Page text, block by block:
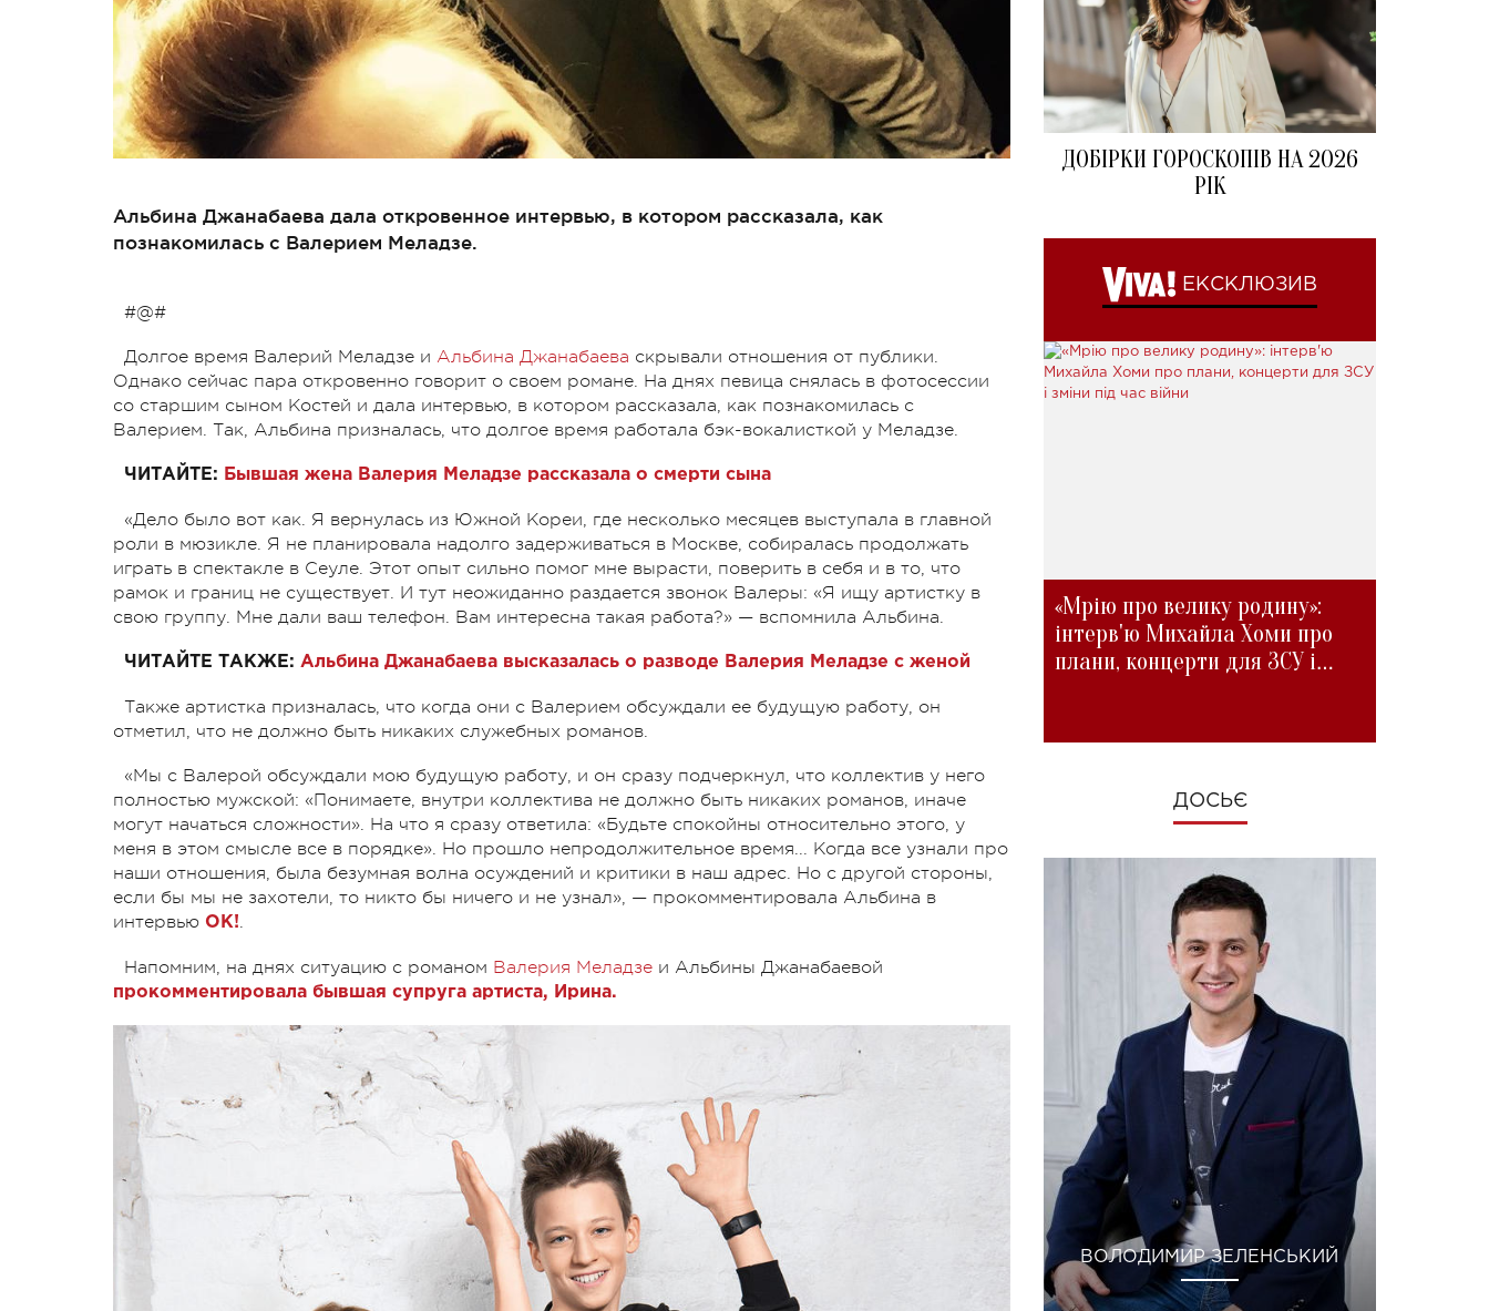
Альбина Джанабаева дала откровенное интервью, в котором рассказала, как
познакомилась с Валерием Меладзе.
#@#
Долгое время Валерий Меладзе и Альбина Джанабаева скрывали отношения от публики.
Однако сейчас пара откровенно говорит о своем романе. На днях певица снялась в фотосессии
со старшим сыном Костей и дала интервью, в котором рассказала, как познакомилась с
Валерием. Так, Альбина призналась, что долгое время работала бэк-вокалисткой у Меладзе.
ЧИТАЙТЕ: Бывшая жена Валерия Меладзе рассказала о смерти сына
«Дело было вот как. Я вернулась из Южной Кореи, где несколько месяцев выступала в главной
роли в мюзикле. Я не планировала надолго задерживаться в Москве, собиралась продолжать
играть в спектакле в Сеуле. Этот опыт сильно помог мне вырасти, поверить в себя и в то, что
рамок и границ не существует. И тут неожиданно раздается звонок Валеры: «Я ищу артистку в
свою группу. Мне дали ваш телефон. Вам интересна такая работа?» — вспомнила Альбина.
ЧИТАЙТЕ ТАКЖЕ: Альбина Джанабаева высказалась о разводе Валерия Меладзе с женой
Также артистка призналась, что когда они с Валерием обсуждали ее будущую работу, он
отметил, что не должно быть никаких служебных романов.
«Мы с Валерой обсуждали мою будущую работу, и он сразу подчеркнул, что коллектив у него
полностью мужской: «Понимаете, внутри коллектива не должно быть никаких романов, иначе
могут начаться сложности». На что я сразу ответила: «Будьте спокойны относительно этого, у
меня в этом смысле все в порядке». Но прошло непродолжительное время... Когда все узнали про
наши отношения, была безумная волна осуждений и критики в наш адрес. Но с другой стороны,
если бы мы не захотели, то никто бы ничего и не узнал», — прокомментировала Альбина в
интервью ОК!.
Напомним, на днях ситуацию с романом Валерия Меладзе и Альбины Джанабаевой
прокомментировала бывшая супруга артиста, Ирина.
ДОБІРКИ ГОРОСКОПІВ НА 2026
РІК
ЕКСКЛЮЗИВ
«Мрію про велику родину»:
інтерв'ю Михайла Хоми про
плани, концерти для ЗСУ і
ДОСЬЄ
ВОЛОДИМИР ЗЕЛЕНСЬКИЙ